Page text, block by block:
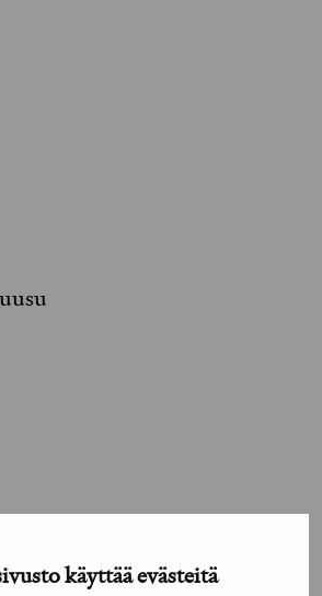
käyttää evästeitä